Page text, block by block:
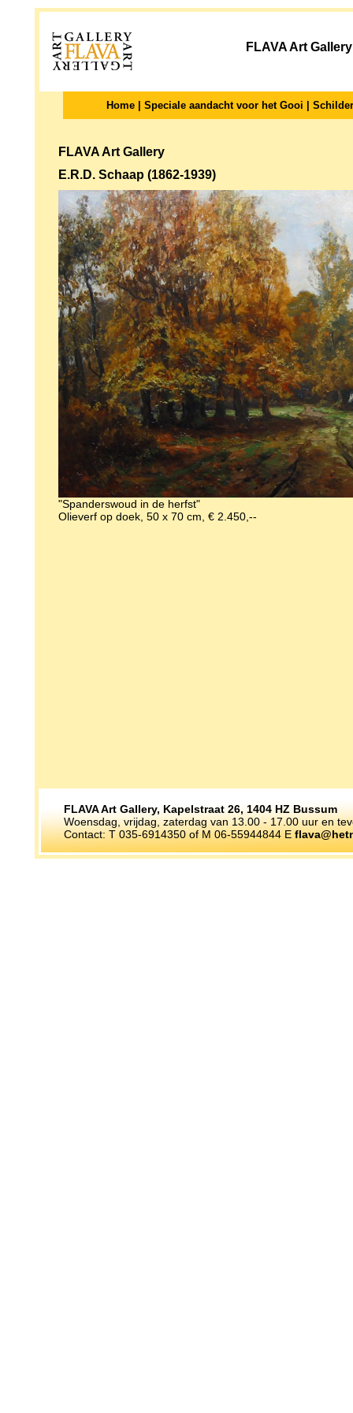
FLAVA Art
Home Speciale aandacht voor het Gooi
FLAVA Art Gallery
E.R.D. Schaap (1862-1939)
"Spanderswoud in de herfst"
Olieverf op doek, 50 x 70 cm, € 2.450,--
FLAVA Art Gallery, Kapelstraat 26, 1404 HZ Bussum
Woensdag, vrijdag, zaterdag van 13.00 - 17.00 uur en
Contact: T 035-6914350 of M 06-55944844 E